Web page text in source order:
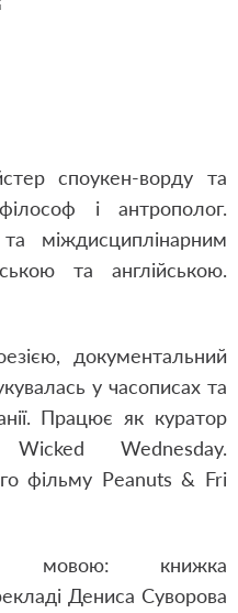
споукен-ворду та
і антрополог.
міждисциплінарним
та англійською.
документальний
у часописах та
Працює як куратор
Wednesday.
фільму Peanuts & Fri
мовою: книжка
Дениса Суворова